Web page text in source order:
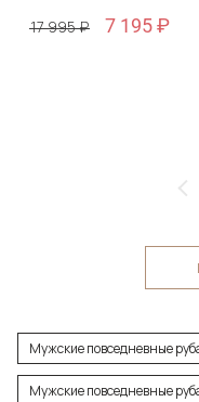
17 995 ₽
7 195 ₽
Мужские повседневные
Мужские повседневные